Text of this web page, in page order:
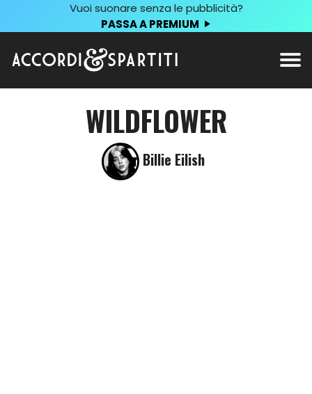
Vuoi suonare senza le pubblicità?
PASSA A PREMIUM
WILDFLOWER
Billie Eilish